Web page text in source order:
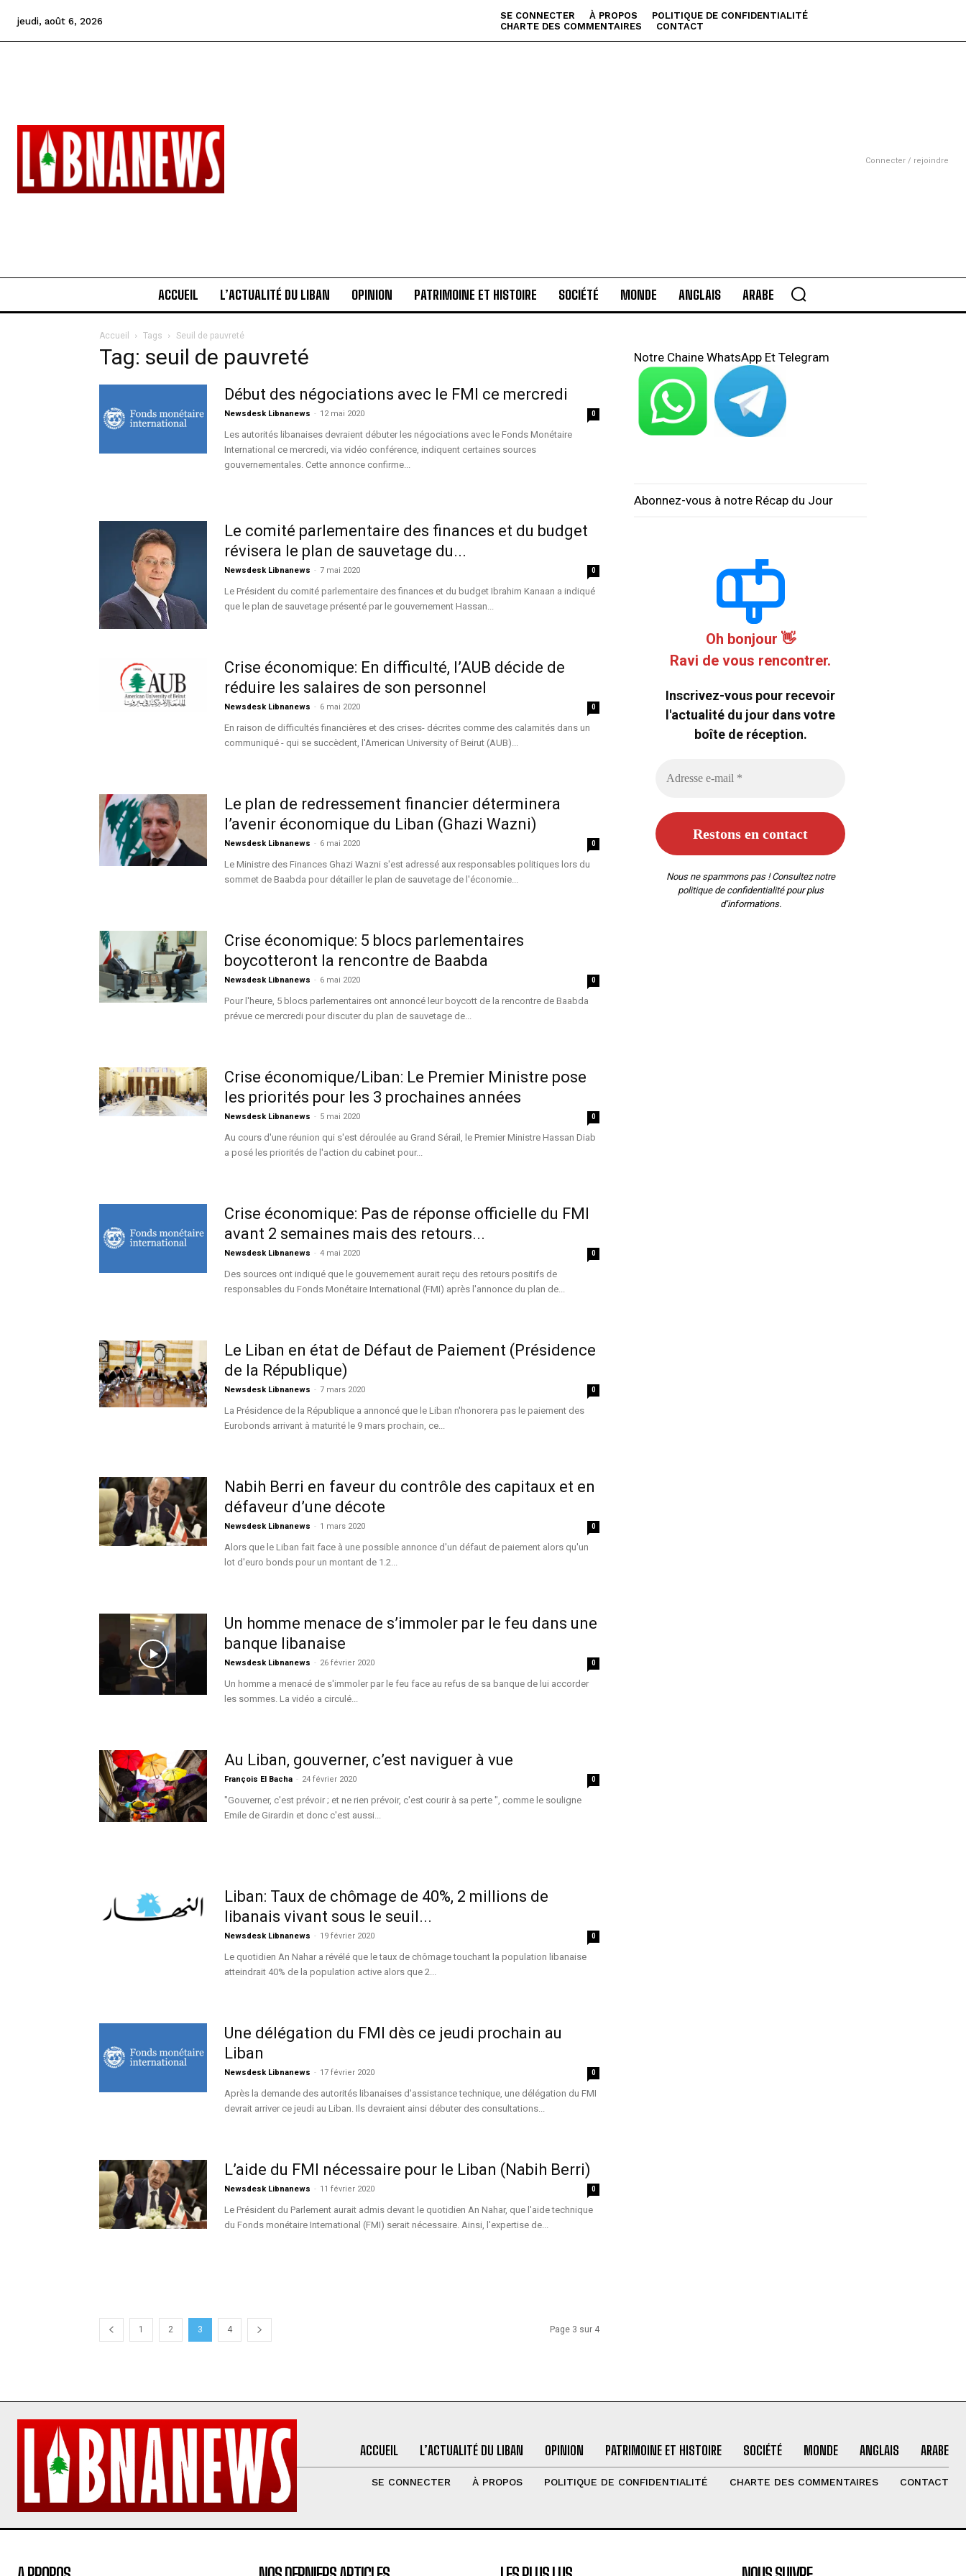
jeudi, août 6, 2026 SE CONNECTER À PROPOS
POLITIQUE DE CONFIDENTIALITÉ
CHARTE DES COMMENTAIRES
CONTACT
Connecter / rejoindre
ACCUEIL L’ACTUALITÉ DU LIBAN OPINION PATRIMOINE ET HISTOIRE SOCIÉTÉ MONDE ANGLAIS ARABE
Accueil Tags Seuil de pauvreté
Tag: seuil de pauvreté
Début des négociations avec le FMI ce mercredi
Newsdesk Libnanews - 12 mai 2020 0
Les autorités libanaises devraient débuter les négociations avec le Fonds Monétaire
International ce mercredi, via vidéo conférence, indiquent certaines sources
gouvernementales. Cette annonce confirme...
Le comité parlementaire des finances et du budget
révisera le plan de sauvetage du...
Newsdesk Libnanews - 7 mai 2020 0
Le Président du comité parlementaire des finances et du budget Ibrahim Kanaan a indiqué
que le plan de sauvetage présenté par le gouvernement Hassan...
Crise économique: En difficulté, l’AUB décide de
réduire les salaires de son personnel
Newsdesk Libnanews - 6 mai 2020 0
En raison de difficultés financières et des crises- décrites comme des calamités dans un
communiqué - qui se succèdent, l'American University of Beirut (AUB)...
Le plan de redressement financier déterminera
l’avenir économique du Liban (Ghazi Wazni)
Newsdesk Libnanews - 6 mai 2020 0
Le Ministre des Finances Ghazi Wazni s'est adressé aux responsables politiques lors du
sommet de Baabda pour détailler le plan de sauvetage de l'économie...
Crise économique: 5 blocs parlementaires
boycotteront la rencontre de Baabda
Newsdesk Libnanews - 6 mai 2020 0
Pour l'heure, 5 blocs parlementaires ont annoncé leur boycott de la rencontre de Baabda
prévue ce mercredi pour discuter du plan de sauvetage de...
Crise économique/Liban: Le Premier Ministre pose
les priorités pour les 3 prochaines années
Newsdesk Libnanews - 5 mai 2020 0
Au cours d'une réunion qui s'est déroulée au Grand Sérail, le Premier Ministre Hassan Diab
a posé les priorités de l'action du cabinet pour...
Crise économique: Pas de réponse officielle du FMI
avant 2 semaines mais des retours...
Newsdesk Libnanews - 4 mai 2020 0
Des sources ont indiqué que le gouvernement aurait reçu des retours positifs de
responsables du Fonds Monétaire International (FMI) après l'annonce du plan de...
Le Liban en état de Défaut de Paiement (Présidence
de la République)
Newsdesk Libnanews - 7 mars 2020 0
La Présidence de la République a annoncé que le Liban n'honorera pas le paiement des
Eurobonds arrivant à maturité le 9 mars prochain, ce...
Nabih Berri en faveur du contrôle des capitaux et en
défaveur d’une décote
Newsdesk Libnanews - 1 mars 2020 0
Alors que le Liban fait face à une possible annonce d'un défaut de paiement alors qu'un
lot d'euro bonds pour un montant de 1.2...
Un homme menace de s’immoler par le feu dans une
banque libanaise
Newsdesk Libnanews - 26 février 2020 0
Un homme a menacé de s'immoler par le feu face au refus de sa banque de lui accorder
les sommes. La vidéo a circulé...
Au Liban, gouverner, c’est naviguer à vue
François El Bacha - 24 février 2020 0
"Gouverner, c'est prévoir ; et ne rien prévoir, c'est courir à sa perte ", comme le souligne
Emile de Girardin et donc c'est aussi...
Liban: Taux de chômage de 40%, 2 millions de
libanais vivant sous le seuil...
Newsdesk Libnanews - 19 février 2020 0
Le quotidien An Nahar a révélé que le taux de chômage touchant la population libanaise
atteindrait 40% de la population active alors que 2...
Une délégation du FMI dès ce jeudi prochain au
Liban
Newsdesk Libnanews - 17 février 2020 0
Après la demande des autorités libanaises d'assistance technique, une délégation du FMI
devrait arriver ce jeudi au Liban. Ils devraient ainsi débuter des consultations...
L’aide du FMI nécessaire pour le Liban (Nabih Berri)
Newsdesk Libnanews - 11 février 2020 0
Le Président du Parlement aurait admis devant le quotidien An Nahar, que l'aide technique
du Fonds monétaire International (FMI) serait nécessaire. Ainsi, l'expertise de...
1 2 3 4 Page 3 sur 4
Notre Chaine WhatsApp Et Telegram
Abonnez-vous à notre Récap du Jour
Oh bonjour 👋
Ravi de vous rencontrer.
Inscrivez-vous pour recevoir
l'actualité du jour dans votre
boîte de réception.
Nous ne spammons pas ! Consultez notre
politique de confidentialitépour plus
d’informations.
ACCUEIL L’ACTUALITÉ DU LIBAN OPINION PATRIMOINE ET HISTOIRE SOCIÉTÉ MONDE ANGLAIS ARABE
SE CONNECTER À PROPOS POLITIQUE DE CONFIDENTIALITÉ CHARTE DES COMMENTAIRES CONTACT